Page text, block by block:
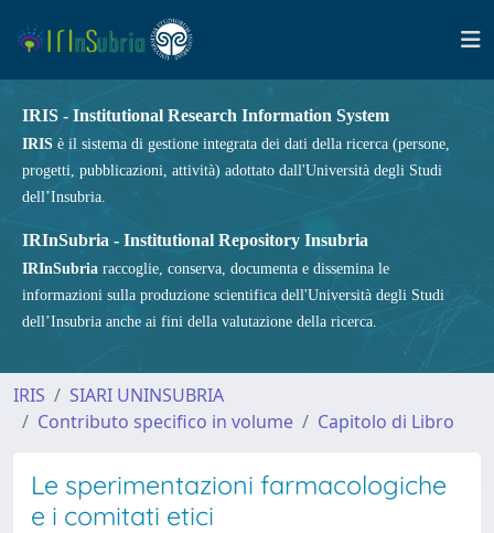
IRIS - Institutional Research Information System
IRIS è il sistema di gestione integrata dei dati della ricerca (persone,
progetti, pubblicazioni, attività) adottato dall'Università degli Studi
dell’Insubria.
IRInSubria - Institutional Repository Insubria
IRInSubria raccoglie, conserva, documenta e dissemina le
informazioni sulla produzione scientifica dell'Università degli Studi
dell’Insubria anche ai fini della valutazione della ricerca.
IRIS
SIARI UNINSUBRIA
Contributo specifico in volume
Capitolo di Libro
Le sperimentazioni farmacologiche
e i comitati etici